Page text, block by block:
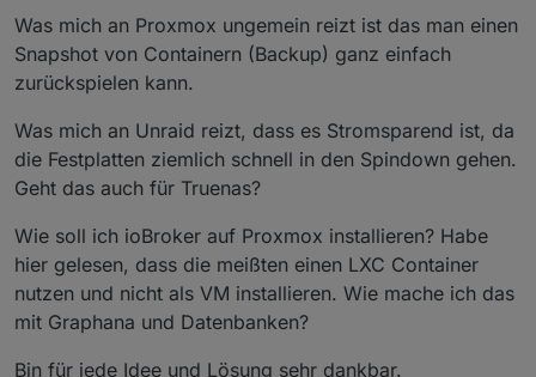
Was mich an Proxmox ungemein reizt ist das man einen
Snapshot von Containern (Backup) ganz einfach
zurückspielen kann.
Was mich an Unraid reizt, dass es Stromsparend ist, da
die Festplatten ziemlich schnell in den Spindown gehen.
Geht das auch für Truenas?
Wie soll ich ioBroker auf Proxmox installieren? Habe
hier gelesen, dass die meißten einen LXC Container
nutzen und nicht als VM installieren. Wie mache ich das
mit Graphana und Datenbanken?
Bin für jede Idee und Lösung sehr dankbar.